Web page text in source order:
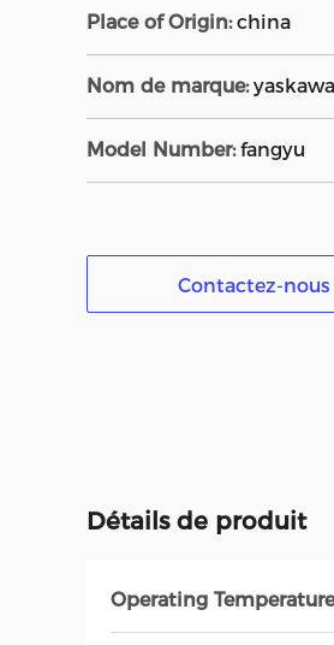
Place of Origin: china
Nom de marque:
Model Number: fangyu
Contactez-nous
Détails de produit
Operating